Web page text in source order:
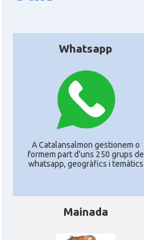
Whatsapp
A Catalansalmon gestionem o
formem part d'uns 250 grups de
whatsapp, geogràfics i temàtics
Mainada